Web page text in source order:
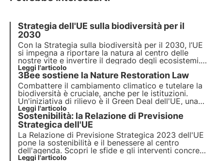
Strategia dell'UE sulla biodiversità per il
2030
Con la Strategia sulla biodiversità per il 2030, l’UE
si impegna a riportare la natura al centro delle
nostre vite e invertire il degrado degli ecosistemi.
Adottando un albero nettarifero 3Bee
contribuire a rigenerare la biodiversità per il
benessere delle persone, del clima e del pianeta.
Leggi l'articolo
3Bee sostiene la Nature Restoration Law
Combattere il cambiamento climatico e tutelare la
biodiversità è cruciale, anche per le istituzioni.
Un'iniziativa di rilievo è il Green Deal dell'UE, una
roadmap completa per una crescita sostenibile.
Oggi l'UE vota per la Nature Restoration Law, volta
a ripristinare gli habitat naturali europei
Leggi l'articolo
Sostenibilità: la Relazione di Previsione
Strategica dell'UE
La Relazione di Previsione Strategica 2023 dell'UE
pone la sostenibilità e il benessere al centro
dell'agenda. Scopri le sfide e gli interventi concreti
proposti per promuovere una transizione verso un
Leggi l'articolo